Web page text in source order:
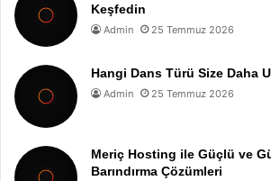
Keşfedin
Admin 25 Temmuz 2026
Hangi Dans Türü Size Daha
Admin 25 Temmuz 2026
Meriç Hosting ile Güçlü ve
Barındırma Çözümleri